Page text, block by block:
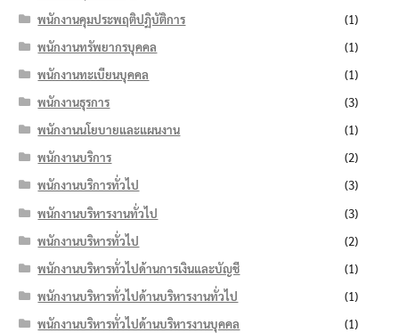
พนักงานคุมประพฤติปฏิบัติการ
(1)
พนักงานทรัพยากรบุคคล
(1)
พนักงานทะเบียนบุคคล
(1)
พนักงานธุรการ
(3)
พนักงานนโยบายและแผนงาน
(1)
พนักงานบริการ
(2)
พนักงานบริการทั่วไป
(3)
พนักงานบริหารงานทั่วไป
(3)
พนักงานบริหารทั่วไป
(2)
พนักงานบริหารทั่วไปด้านการเงินและบัญชี
(1)
พนักงานบริหารทั่วไปด้านบริหารงานทั่วไป
(1)
พนักงานบริหารทั่วไปด้านบริหารงานบุคคล
(1)